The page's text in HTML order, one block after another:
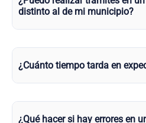
distinto al de mi municipio?
¿Cuánto tiempo tarda en
¿Qué hacer si hay errores en